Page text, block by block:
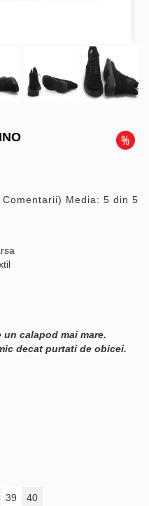
Comentarii) Media: 5 din 5
calapod mai mare.
decat purtati de obicei.
39
40